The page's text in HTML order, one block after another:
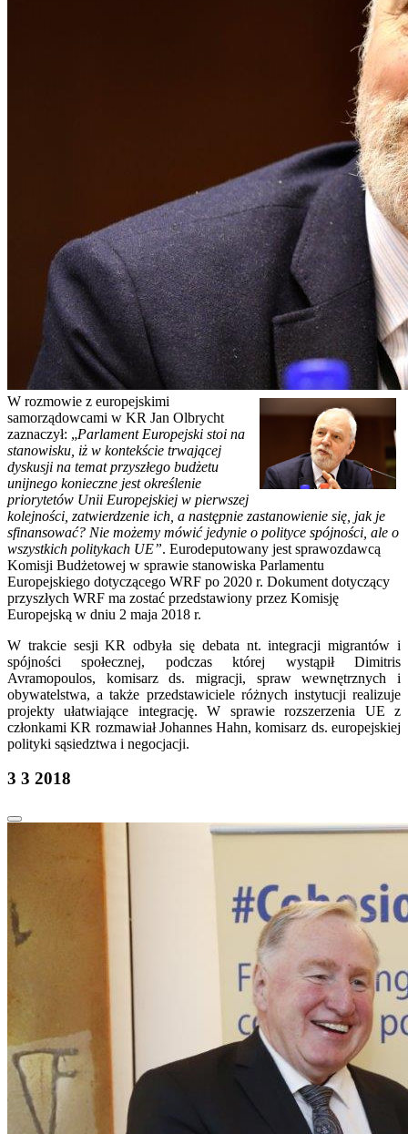
W rozmowie z europejskimi
samorządowcami w KR Jan Olbrycht
zaznaczył: „Parlament Europejski stoi na
stanowisku, iż w kontekście trwającej
dyskusji na temat przyszłego budżetu
unijnego konieczne jest określenie
priorytetów Unii Europejskiej w pierwszej
kolejności, zatwierdzenie ich, a następnie zastanowienie się, jak je
sfinansować? Nie możemy mówić jedynie o polityce spójności, ale o
wszystkich politykach UE”. Eurodeputowany jest sprawozdawcą
Komisji Budżetowej w sprawie stanowiska Parlamentu
Europejskiego dotyczącego WRF po 2020 r. Dokument dotyczący
przyszłych WRF ma zostać przedstawiony przez Komisję
Europejską w dniu 2 maja 2018 r.
W trakcie sesji KR odbyła się debata nt. integracji migrantów i
spójności społecznej, podczas której wystąpił Dimitris
Avramopoulos, komisarz ds. migracji, spraw wewnętrznych i
obywatelstwa, a także przedstawiciele różnych instytucji realizuje
projekty ułatwiające integrację.
W sprawie rozszerzenia UE z
członkami KR rozmawiał Johannes Hahn, komisarz ds. europejskiej
polityki sąsiedztwa i negocjacji.
3 3 2018